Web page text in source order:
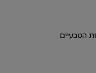
הטבעיים